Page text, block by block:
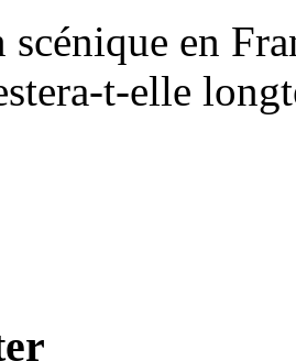
scénique en
t-elle